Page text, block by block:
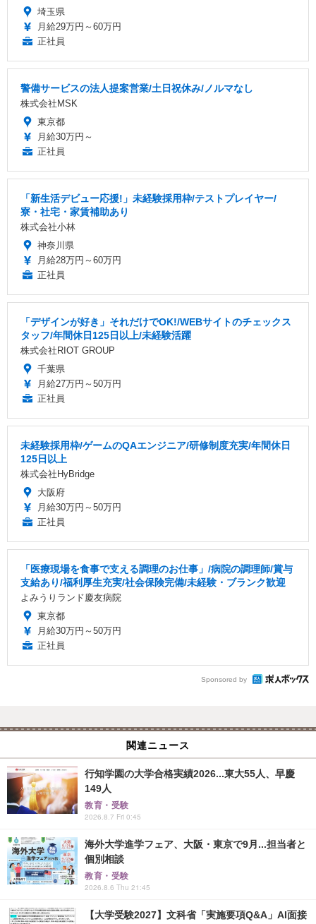
埼玉県
月給29万円～60万円
正社員
警備サービスの法人提案営業/土日祝休み/ノルマなし
株式会社MSK
東京都
月給30万円～
正社員
「新生活デビュー応援!」未経験採用枠/テストプレイヤー/
寮・社宅・家賃補助あり
株式会社小林
神奈川県
月給28万円～60万円
正社員
「デザインが好き」それだけでOK!/WEBサイトのチェックス
タッフ/年間休日125日以上/未経験活躍
株式会社RIOT GROUP
千葉県
月給27万円～50万円
正社員
未経験採用枠/ゲームのQAエンジニア/研修制度充実/年間休日
125日以上
株式会社HyBridge
大阪府
月給30万円～50万円
正社員
「医療現場を食事で支える調理のお仕事」/病院の調理師/賞与
支給あり/福利厚生充実/社会保険完備/未経験・ブランク歓迎
よみうりランド慶友病院
東京都
月給30万円～50万円
正社員
Sponsored by
関連ニュース
行知学園の大学合格実績2026...東大55人、早慶
149人
教育・受験
2026.8.7 Fri 0:45
海外大学進学フェア、大阪・東京で9月...担当者と
個別相談
教育・受験
2026.8.6 Thu 21:45
【大学受験2027】文科省「実施要項Q&A」AI面接